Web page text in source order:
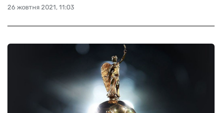
26 жовтня 2021, 11:03